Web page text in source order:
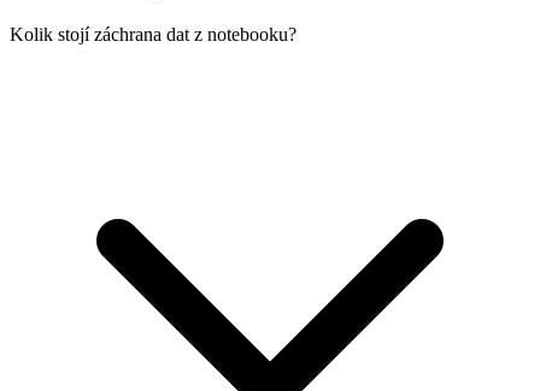
Kolik stojí záchrana dat z notebooku?